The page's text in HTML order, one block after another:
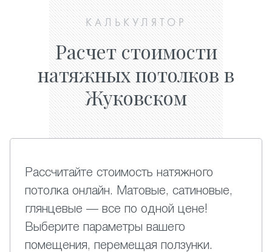
КАЛЬКУЛЯТОР
Расчет стоимости
натяжных потолков в
Жуковском
Рассчитайте стоимость натяжного
потолка онлайн. Матовые, сатиновые,
глянцевые — все по одной цене!
Выберите параметры вашего
помещения, перемещая ползунки.